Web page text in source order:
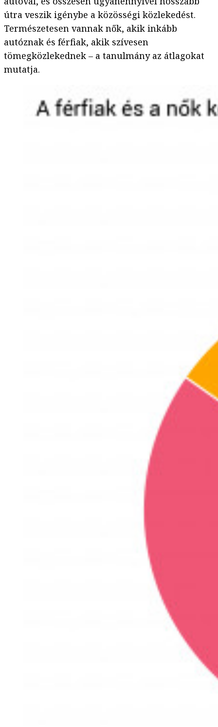
útra veszik igénybe a közösségi közlekedést.
Természetesen vannak nők, akik inkább
autóznak és férfiak, akik szívesen
tömegközlekednek – a tanulmány az átlagokat
mutatja.